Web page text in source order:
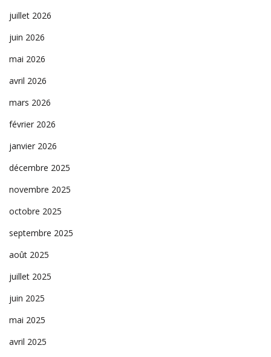
juillet 2026
juin 2026
mai 2026
avril 2026
mars 2026
février 2026
janvier 2026
décembre 2025
novembre 2025
octobre 2025
septembre 2025
août 2025
juillet 2025
juin 2025
mai 2025
avril 2025